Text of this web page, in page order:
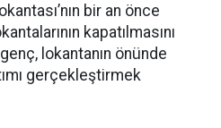
bir an önce
kapatılmasını
lokantanın önünde
gerçekleştirmek